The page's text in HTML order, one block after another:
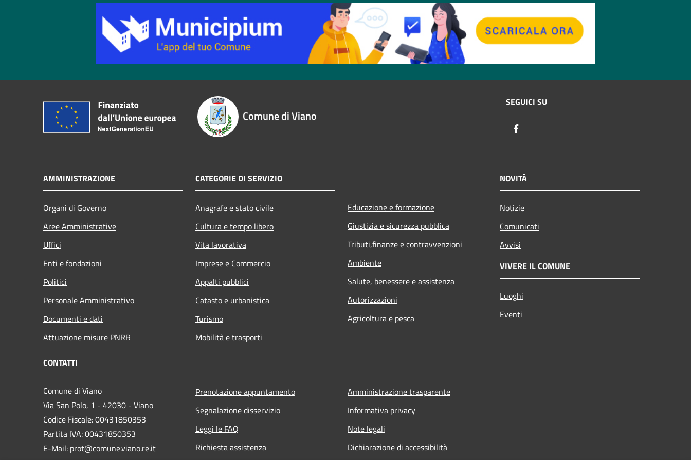
Comune di Viano
SEGUICI SU
AMMINISTRAZIONE
Organi di Governo
Aree Amministrative
Uffici
Enti e fondazioni
Politici
Personale Amministrativo
Documenti e dati
Attuazione misure PNRR
CATEGORIE DI SERVIZIO
Anagrafe e stato civile
Cultura e tempo libero
Vita lavorativa
Imprese e Commercio
Appalti pubblici
Catasto e urbanistica
Turismo
Mobilità e trasporti
Educazione e formazione
Giustizia e sicurezza pubblica
Tributi,finanze e contravvenzioni
Ambiente
Salute, benessere e assistenza
Autorizzazioni
Agricoltura e pesca
NOVITÀ
Notizie
Comunicati
Avvisi
VIVERE IL COMUNE
Luoghi
Eventi
CONTATTI
Comune di Viano
Via San Polo, 1 - 42030 - Viano
Codice Fiscale: 00431850353
Partita IVA: 00431850353
E-Mail: prot@comune.viano.re.it
Prenotazione appuntamento
Segnalazione disservizio
Leggi le FAQ
Richiesta assistenza
Amministrazione trasparente
Informativa privacy
Note legali
Dichiarazione di accessibilità